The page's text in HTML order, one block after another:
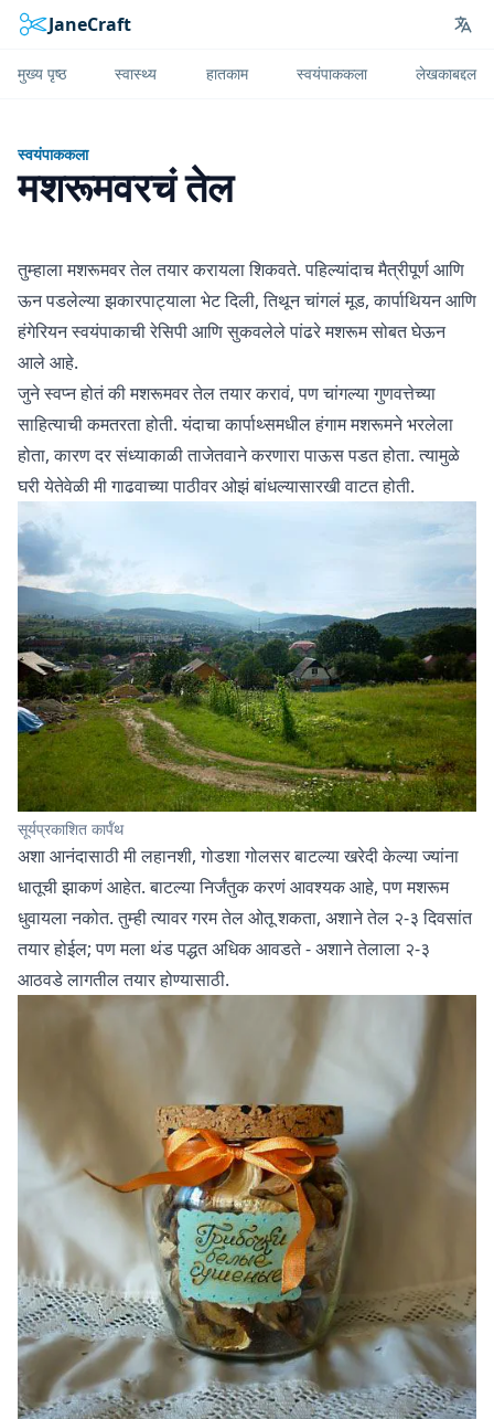
JaneCraft
मुख्य पृष्ठ स्वास्थ्य हातकाम स्वयंपाककला लेखकाबद्दल
स्वयंपाककला
मशरूमवरचं तेल
तुम्हाला मशरूमवर तेल तयार करायला शिकवते. पहिल्यांदाच मैत्रीपूर्ण आणि
ऊन पडलेल्या झकारपाट्याला भेट दिली, तिथून चांगलं मूड, कार्पाथियन आणि
हंगेरियन स्वयंपाकाची रेसिपी आणि सुकवलेले पांढरे मशरूम सोबत घेऊन
आले आहे.
जुने स्वप्न होतं की मशरूमवर तेल तयार करावं, पण चांगल्या गुणवत्तेच्या
साहित्याची कमतरता होती. यंदाचा कार्पाथ्समधील हंगाम मशरूमने भरलेला
होता, कारण दर संध्याकाळी ताजेतवाने करणारा पाऊस पडत होता. त्यामुळे
घरी येतेवेळी मी गाढवाच्या पाठीवर ओझं बांधल्यासारखी वाटत होती.
सूर्यप्रकाशित कार्पॅथ
अशा आनंदासाठी मी लहानशी, गोडशा गोलसर बाटल्या खरेदी केल्या ज्यांना
धातूची झाकणं आहेत. बाटल्या निर्जंतुक करणं आवश्यक आहे, पण मशरूम
धुवायला नकोत. तुम्ही त्यावर गरम तेल ओतू शकता, अशाने तेल २-३ दिवसांत
तयार होईल; पण मला थंड पद्धत अधिक आवडते - अशाने तेलाला २-३
आठवडे लागतील तयार होण्यासाठी.